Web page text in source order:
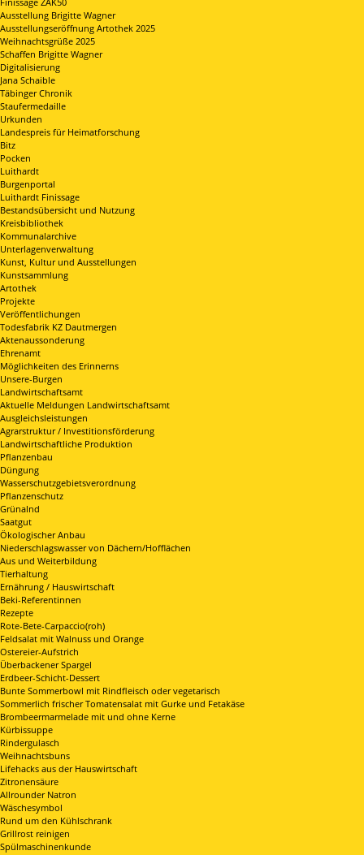
Ausstellung Brigitte Wagner
Ausstellungseröffnung Artothek 2025
Weihnachtsgrüße 2025
Schaffen Brigitte Wagner
Digitalisierung
Jana Schaible
Täbinger Chronik
Staufermedaille
Urkunden
Landespreis für Heimatforschung
Bitz
Pocken
Luithardt
Burgenportal
Luithardt Finissage
Bestandsübersicht und Nutzung
Kreisbibliothek
Kommunalarchive
Unterlagenverwaltung
Kunst, Kultur und Ausstellungen
Kunstsammlung
Artothek
Projekte
Veröffentlichungen
Todesfabrik KZ Dautmergen
Aktenaussonderung
Ehrenamt
Möglichkeiten des Erinnerns
Unsere-Burgen
Landwirtschaftsamt
Aktuelle Meldungen Landwirtschaftsamt
Ausgleichsleistungen
Agrarstruktur / Investitionsförderung
Landwirtschaftliche Produktion
Pflanzenbau
Düngung
Wasserschutzgebietsverordnung
Pflanzenschutz
Grünalnd
Saatgut
Ökologischer Anbau
Niederschlagswasser von Dächern/Hofflächen
Aus und Weiterbildung
Tierhaltung
Ernährung / Hauswirtschaft
Beki-Referentinnen
Rezepte
Rote-Bete-Carpaccio(roh)
Feldsalat mit Walnuss und Orange
Ostereier-Aufstrich
Überbackener Spargel
Erdbeer-Schicht-Dessert
Bunte Sommerbowl mit Rindfleisch oder vegetarisch
Sommerlich frischer Tomatensalat mit Gurke und Fetakäse
Brombeermarmelade mit und ohne Kerne
Kürbissuppe
Rindergulasch
Weihnachtsbuns
Lifehacks aus der Hauswirtschaft
Zitronensäure
Allrounder Natron
Wäschesymbol
Rund um den Kühlschrank
Grillrost reinigen
Spülmaschinenkunde